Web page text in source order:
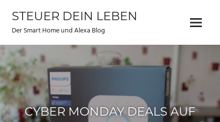
Inhalt
springen
STEUER DEIN LEBEN
Der Smart Home und Alexa Blog Menu
CYBER MONDAY DEALS AUF